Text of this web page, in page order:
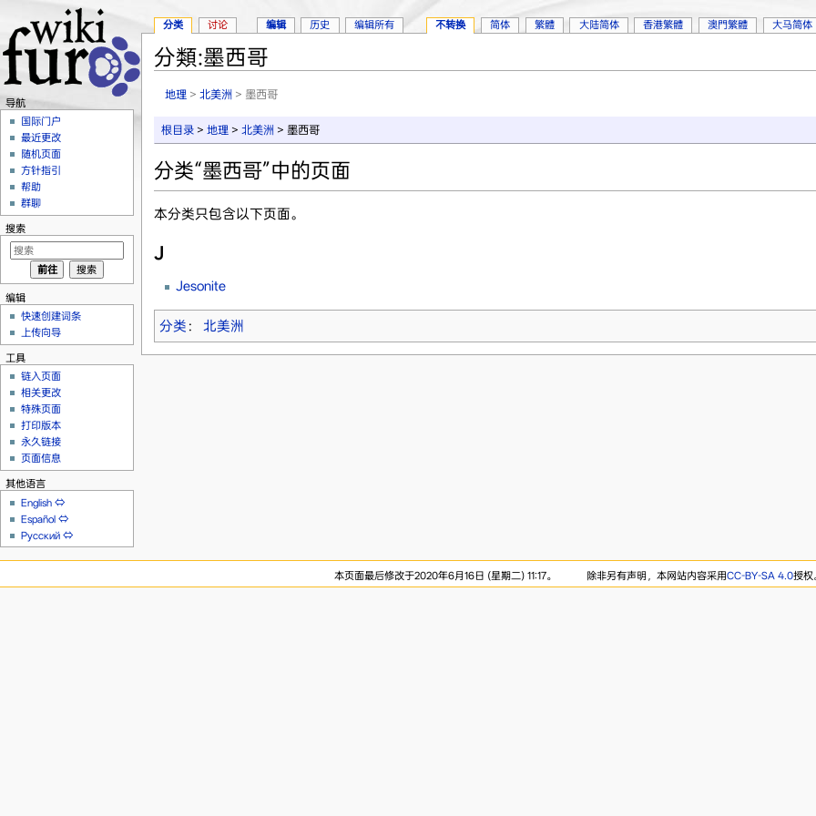
分類:墨西哥
地理 >北美洲 > 墨西哥
根目录 >地理 >北美洲 > 墨西哥
分类“墨西哥”中的页面
本分类只包含以下页面。
J
Jesonite
分类 ： 北美洲
分类 讨论 编辑 历史 编辑所有 不转换 简体 繁體 大陆简体 香港繁體 澳門繁體 大马简体
导航
国际门户
最近更改
随机页面
方针指引
帮助
群聊
搜索
编辑
快速创建词条
上传向导
工具
链入页面
相关更改
特殊页面
打印版本
永久链接
页面信息
其他语言
English ⇔
Español ⇔
Русский ⇔
本页面最后修改于2020年6月16日 (星期二) 11:17。 除非另有声明，本网站内容采用CC-BY-SA 4.0授权。